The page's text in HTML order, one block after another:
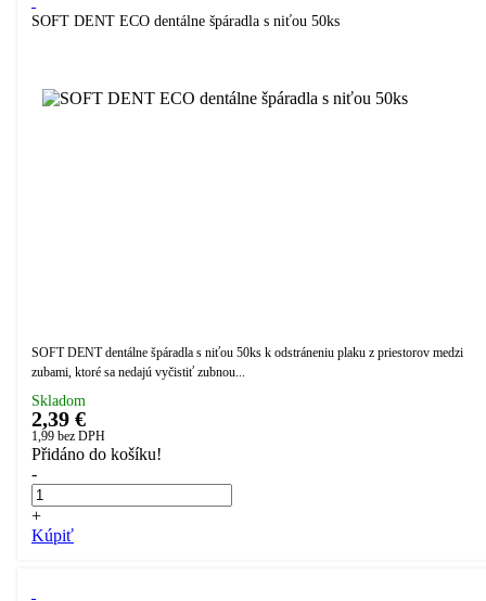
SOFT DENT ECO dentálne špáradla s niťou 50ks
SOFT DENT dentálne špáradla s niťou 50ks k odstráneniu plaku z priestorov medzi
zubami, ktoré sa nedajú vyčistiť zubnou...
Skladom
2,39 €
1,99 bez DPH
Přidáno do košíku!
-
+
Kúpiť